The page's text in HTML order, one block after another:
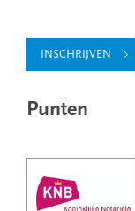
INSCHRIJVEN
Punten